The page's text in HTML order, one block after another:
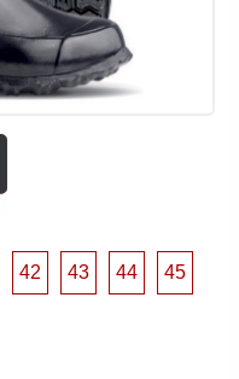
42 43 44 45